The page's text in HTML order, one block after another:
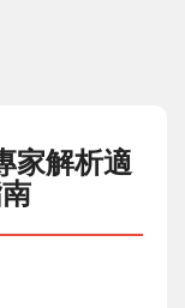
家解析適